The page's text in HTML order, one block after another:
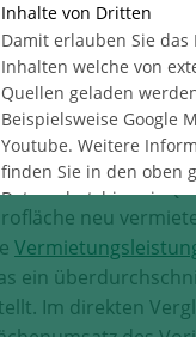
– Nach
einem
den ersten drei
2018 immer
im zweiten
neu
ein
Im direkten
Inhalte von Dritten
Damit erlauben Sie das
Inhalten welche von
Quellen geladen
Beispielsweise Google
Youtube. Weitere
finden Sie in den oben
Datenschutzhinweise.
Statistik
Diese Cookies erfassen
Statistik-Daten, wie
die Anzahl der